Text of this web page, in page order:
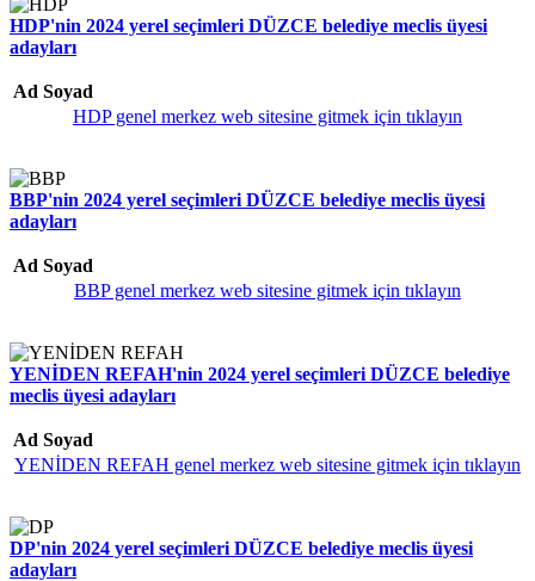
HDP'nin 2024 yerel seçimleri DÜZCE belediye meclis üyesi
adayları
Ad Soyad
HDP genel merkez web sitesine gitmek için tıklayın
BBP'nin 2024 yerel seçimleri DÜZCE belediye meclis üyesi
adayları
Ad Soyad
BBP genel merkez web sitesine gitmek için tıklayın
YENİDEN REFAH'nin 2024 yerel seçimleri DÜZCE belediye
meclis üyesi adayları
Ad Soyad
YENİDEN REFAH genel merkez web sitesine gitmek için tıklayın
DP'nin 2024 yerel seçimleri DÜZCE belediye meclis üyesi
adayları